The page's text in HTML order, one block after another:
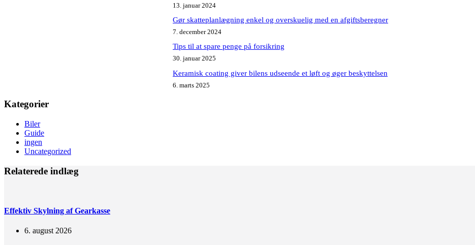
13. januar 2024
Gør skatteplanlægning enkel og overskuelig med en afgiftsberegner
7. december 2024
Tips til at spare penge på forsikring
30. januar 2025
Keramisk coating giver bilens udseende et løft og øger beskyttelsen
6. marts 2025
Kategorier
Biler
Guide
ingen
Uncategorized
Relaterede indlæg
Effektiv Skylning af Gearkasse
6. august 2026